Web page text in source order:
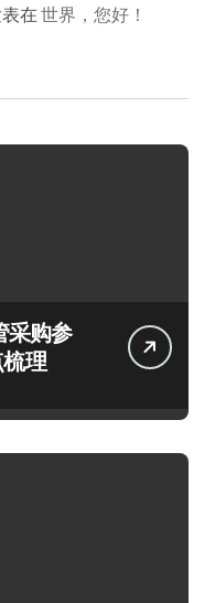
在 世界，您好！
采购参
理